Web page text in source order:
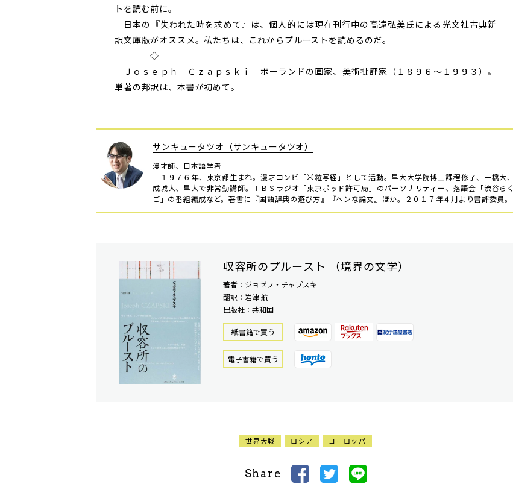
トを読む前に。
日本の『失われた時を求めて』は、個人的には現在刊行中の高遠弘美氏による光文社古典新
訳文庫版がオススメ。私たちは、これからプルーストを読めるのだ。
◇
Ｊｏｓｅｐｈ Ｃｚａｐｓｋｉ ポーランドの画家、美術批評家（１８９６〜１９９３）。
単著の邦訳は、本書が初めて。
サンキュータツオ（サンキュータツオ）
漫才師、日本語学者
１９７６年、東京都生まれ。漫才コンビ「米粒写経」として活動。早大大学院博士課程修了、一橋大、
成城大、早大で非常勤講師。ＴＢＳラジオ「東京ポッド許可局」のパーソナリティー、落語会「渋谷らく
ご」の番組編成など。著書に『国語辞典の遊び方』『ヘンな論文』ほか。２０１７年４月より書評委員。
収容所のプルースト （境界の文学）
著者：ジョゼフ・チャプスキ
翻訳：岩津 航
出版社：共和国
紙書籍で買う
電⼦書籍で買う
世界大戦 ロシア ヨーロッパ
Share